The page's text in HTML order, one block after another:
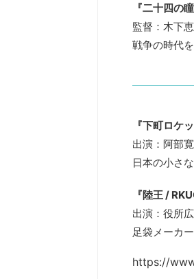
『二十四の
監督：木下
戦争の時代
『下町ロケ
出演：阿部
日本の小さ
『陸王 /
出演：役所
足袋メーカ
https://